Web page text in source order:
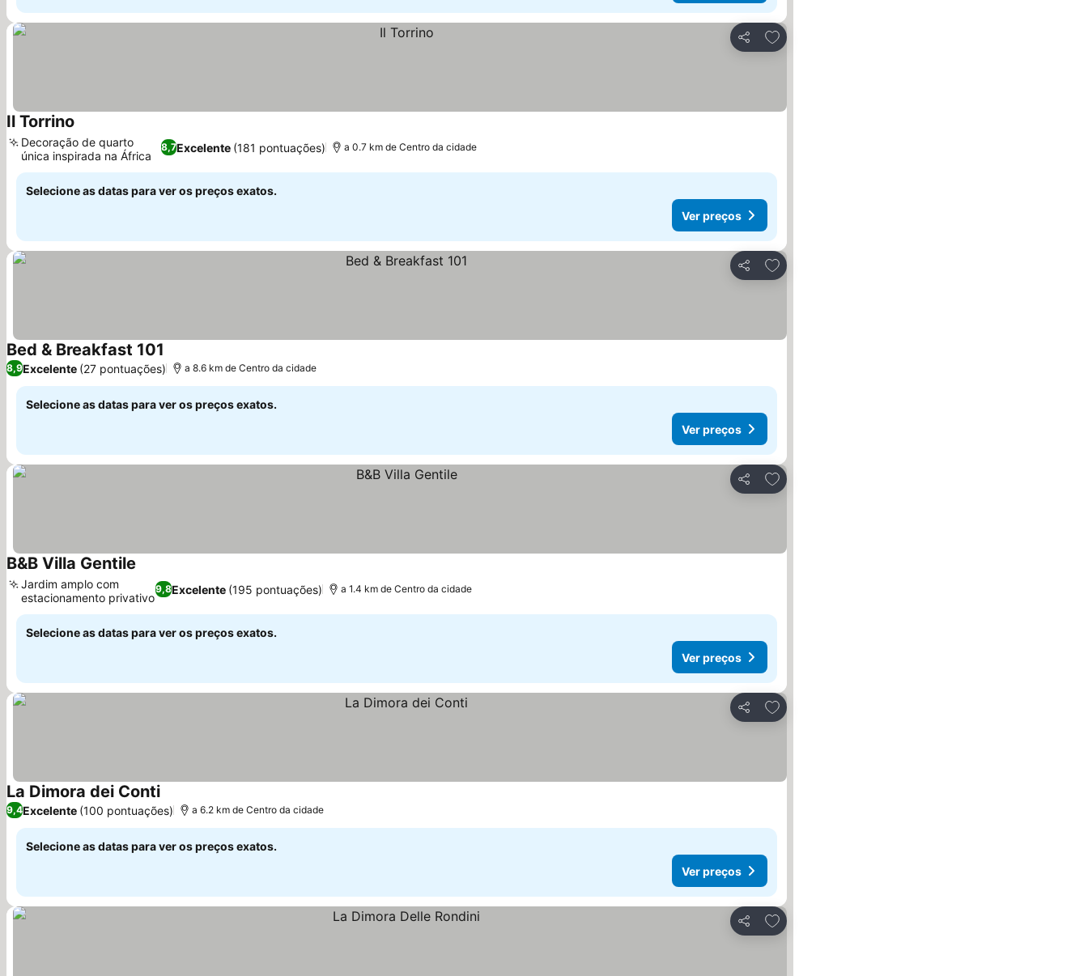
Partilhar
Adicionar aos favoritos
Il Torrino
8,7Excelente (181 pontuações)
Decoração de quarto
única inspirada na África
a 0.7 km de Centro da cidade
Selecione as datas para ver os preços exatos.
Ver preços
Partilhar
Adicionar aos favoritos
Bed & Breakfast 101
8,9Excelente (27 pontuações) a 8.6 km de Centro da cidade
Selecione as datas para ver os preços exatos.
Ver preços
Partilhar
Adicionar aos favoritos
B&B Villa Gentile
9,8Excelente (195 pontuações)
Jardim amplo com
estacionamento privativo
a 1.4 km de Centro da cidade
Selecione as datas para ver os preços exatos.
Ver preços
Partilhar
Adicionar aos favoritos
La Dimora dei Conti
9,4Excelente (100 pontuações) a 6.2 km de Centro da cidade
Selecione as datas para ver os preços exatos.
Ver preços
Partilhar
Adicionar aos favoritos